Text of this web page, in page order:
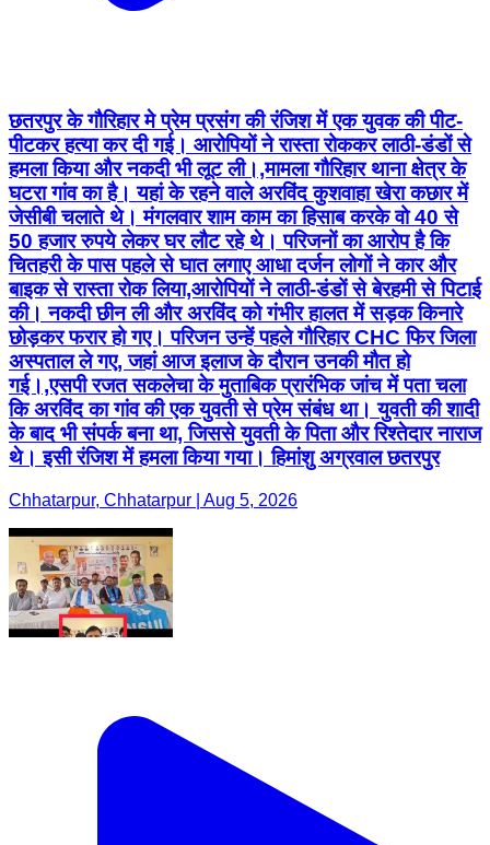
छतरपुर के गौरिहार मे प्रेम प्रसंग की रंजिश में एक युवक की पीट-
पीटकर हत्या कर दी गई। आरोपियों ने रास्ता रोककर लाठी-डंडों से
हमला किया और नकदी भी लूट ली।,मामला गौरिहार थाना क्षेत्र के
घटरा गांव का है। यहां के रहने वाले अरविंद कुशवाहा खेरा कछार में
जेसीबी चलाते थे। मंगलवार शाम काम का हिसाब करके वो 40 से
50 हजार रुपये लेकर घर लौट रहे थे। परिजनों का आरोप है कि
चितहरी के पास पहले से घात लगाए आधा दर्जन लोगों ने कार और
बाइक से रास्ता रोक लिया,आरोपियों ने लाठी-डंडों से बेरहमी से पिटाई
की। नकदी छीन ली और अरविंद को गंभीर हालत में सड़क किनारे
छोड़कर फरार हो गए। परिजन उन्हें पहले गौरिहार CHC फिर जिला
अस्पताल ले गए, जहां आज इलाज के दौरान उनकी मौत हो
गई।,एसपी रजत सकलेचा के मुताबिक प्रारंभिक जांच में पता चला
कि अरविंद का गांव की एक युवती से प्रेम संबंध था। युवती की शादी
के बाद भी संपर्क बना था, जिससे युवती के पिता और रिश्तेदार नाराज
थे। इसी रंजिश में हमला किया गया। हिमांशु अग्रवाल छतरपुर
Chhatarpur, Chhatarpur | Aug 5, 2026